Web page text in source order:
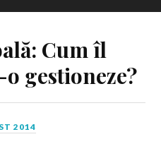
Cum îl
gestioneze?
2014